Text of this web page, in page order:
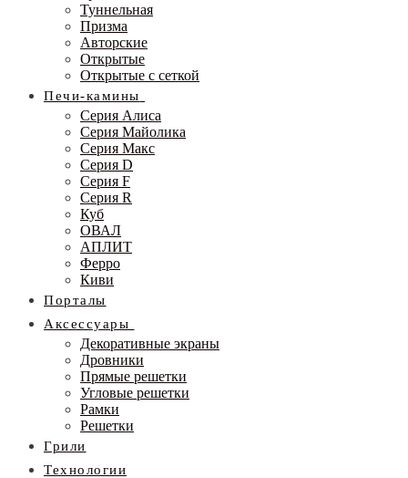
Туннельная
Призма
Авторские
Открытые
Открытые с сеткой
Печи-камины
Серия Алиса
Серия Майолика
Серия Макс
Серия D
Серия F
Серия R
Куб
ОВАЛ
АПЛИТ
Ферро
Киви
Порталы
Аксессуары
Декоративные экраны
Дровники
Прямые решетки
Угловые решетки
Рамки
Решетки
Грили
Технологии